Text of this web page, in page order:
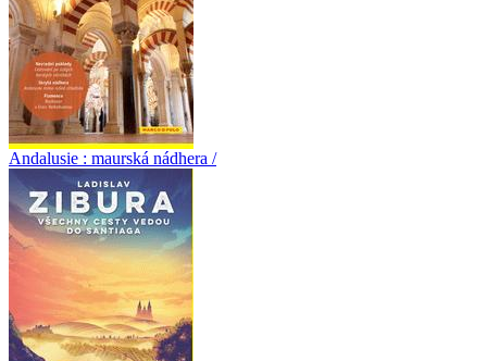
Andalusie : maurská nádhera /